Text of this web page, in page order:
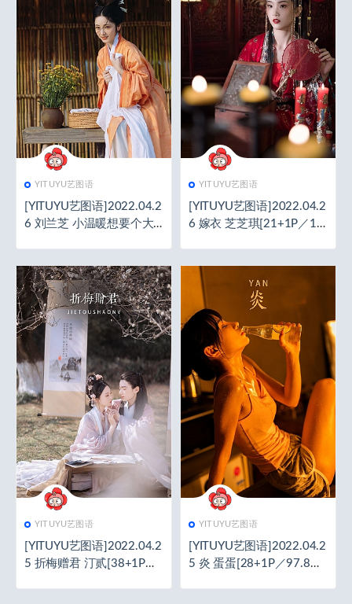
YITUYU艺图语
[YITUYU艺图语]2022.04.2
6 刘兰芝 小温暖想要个大
YITUYU艺图语
[YITUYU艺图语]2022.04.2
6 嫁衣 芝芝琪[21+1P／11
YITUYU艺图语
[YITUYU艺图语]2022.04.2
5 折梅赠君 汀贰[38+1P／
YITUYU艺图语
[YITUYU艺图语]2022.04.2
5 炎 蛋蛋[28+1P／97.8M